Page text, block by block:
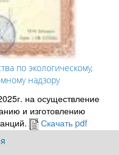
по экологическому,
надзору
на осуществление
и изготовлению
Скачать pdf